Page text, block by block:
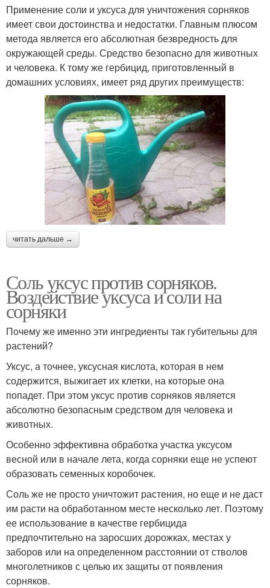
Применение соли и уксуса для уничтожения сорняков
имеет свои достоинства и недостатки. Главным плюсом
метода является его абсолютная безвредность для
окружающей среды. Средство безопасно для животных
и человека. К тому же гербицид, приготовленный в
домашних условиях, имеет ряд других преимуществ:
читать дальше →
Соль уксус против сорняков.
Воздействие уксуса и соли на
сорняки
Почему же именно эти ингредиенты так губительны для
растений?
Уксус, а точнее, уксусная кислота, которая в нем
содержится, выжигает их клетки, на которые она
попадет. При этом уксус против сорняков является
абсолютно безопасным средством для человека и
животных.
Особенно эффективна обработка участка уксусом
весной или в начале лета, когда сорняки еще не успеют
образовать семенных коробочек.
Соль же не просто уничтожит растения, но еще и не даст
им расти на обработанном месте несколько лет. Поэтому
ее использование в качестве гербицида
предпочтительно на заросших дорожках, местах у
заборов или на определенном расстоянии от стволов
многолетников с целью их защиты от появления
сорняков.